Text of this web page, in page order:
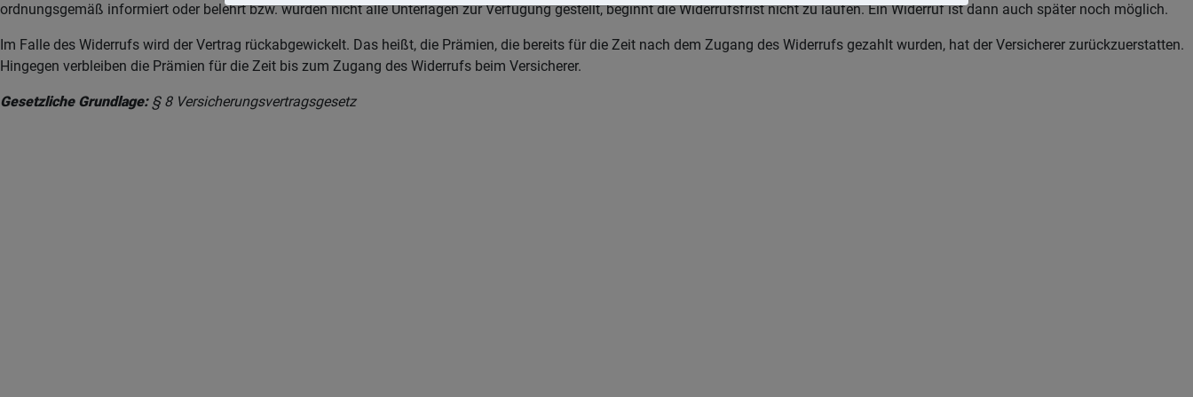
ordnungsgemäß informiert oder belehrt bzw. wurden nicht alle Unterlagen zur Verfügung gestellt, beginnt die Widerrufsfrist nicht zu laufen. Ein Widerruf ist dann auch später noch möglich.
Im Falle des Widerrufs wird der Vertrag rückabgewickelt. Das heißt, die Prämien, die bereits für die Zeit nach dem Zugang des Widerrufs gezahlt wurden, hat der Versicherer zurückzuerstatten.
Hingegen verbleiben die Prämien für die Zeit bis zum Zugang des Widerrufs beim Versicherer.
Gesetzliche Grundlage:§ 8 Versicherungsvertragsgesetz